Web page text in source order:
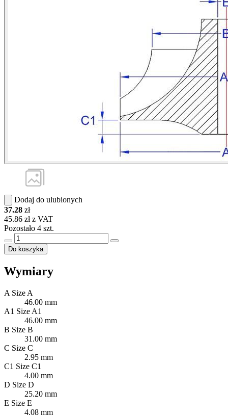
Dodaj do ulubionych
37.28 zł
45.86 zł z VAT
Pozostało 4 szt.
Do koszyka
Wymiary
A Size A
46.00 mm
A1 Size A1
46.00 mm
B Size B
31.00 mm
C Size C
2.95 mm
C1 Size C1
4.00 mm
D Size D
25.20 mm
E Size E
4.08 mm